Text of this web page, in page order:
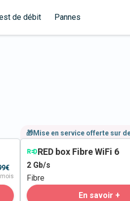
de débit Pannes
🎁Mise en service offerte sur
RED box Fibre WiFi 6
2 Gb/s
Fibre
En savoir +